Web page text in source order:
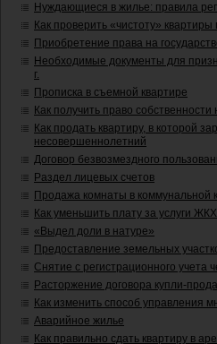
Нуждающиеся в жилье: правила
Как проверить «чистоту» квартиры
Приобретение права на
Необходимые документы для
г.
Прописка в съемной квартире
Как получить право собственности
Как продать квартиру, в которой
несовершеннолетний
Договор безвозмездного
Раздел лицевых счетов
Продажа комнаты в коммунальной
Как уменьшить плату за услуги ЖКХ
«Выдел доли в натуре»
Предоставление земельных
Снятие с регистрационного учета
Расторжение договора купли-
Как изменить способ управления
Аварийное жилье
Как правильно сдать квартиру в